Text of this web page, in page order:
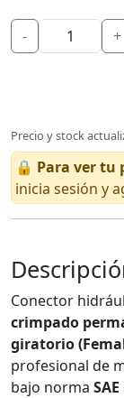
- +
Precio y stock
🔒 Para ver tu
inicia sesión y
Conector
crimpado
giratorio
profesional de
bajo norma